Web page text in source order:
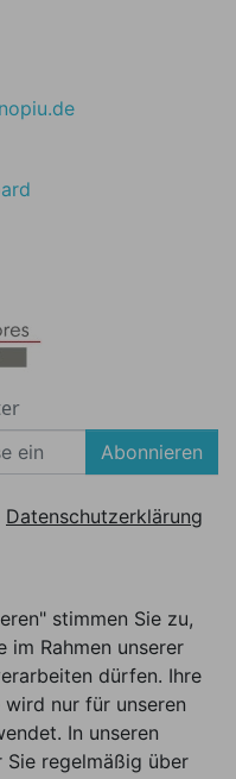
Abonnieren
Datenschutzerklärung
stimmen Sie zu,
im Rahmen unserer
dürfen. Ihre
nur für unseren
In unseren
regelmäßig über